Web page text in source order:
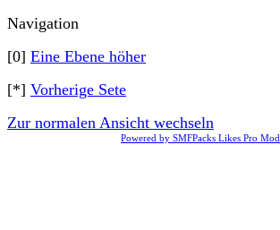
Navigation
[0] Eine Ebene höher
[*] Vorherige Sete
Zur normalen Ansicht wechseln
Powered by SMFPacks Likes Pro Mod